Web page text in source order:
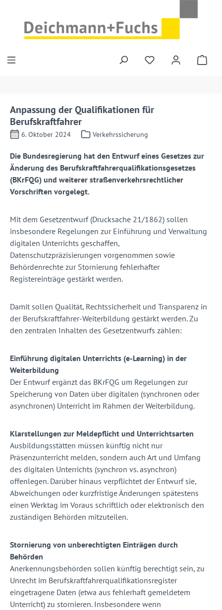
Anpassung der Qualifikationen für
Berufskraftfahrer
6. Oktober 2024 Verkehrssicherung
Die Bundesregierung hat den Entwurf eines Gesetzes zur
Änderung des Berufskraftfahrerqualifikationsgesetzes
(BKrFQG) und weiterer straßenverkehrsrechtlicher
Vorschriften vorgelegt.
Mit dem Gesetzentwurf (Drucksache 21/1862) sollen
insbesondere Regelungen zur Einführung und Verwaltung
digitalen Unterrichts geschaffen,
Datenschutzpräzisierungen vorgenommen sowie
Behördenrechte zur Stornierung fehlerhafter
Registereinträge gestärkt werden.
Damit sollen Qualität, Rechtssicherheit und Transparenz in
der Berufskraftfahrer-Weiterbildung gestärkt werden. Zu
den zentralen Inhalten des Gesetzentwurfs zählen:
Einführung digitalen Unterrichts (e-Learning) in der
Weiterbildung
Der Entwurf ergänzt das BKrFQG um Regelungen zur
Speicherung von Daten über digitalen (synchronen oder
asynchronen) Unterricht im Rahmen der Weiterbildung.
Klarstellungen zur Meldepflicht und Unterrichtsarten
Ausbildungsstätten müssen künftig nicht nur
Präsenzunterricht melden, sondern auch Art und Umfang
des digitalen Unterrichts (synchron vs. asynchron)
offenlegen. Darüber hinaus verpflichtet der Entwurf sie,
Abweichungen oder kurzfristige Änderungen spätestens
einen Werktag im Voraus schriftlich oder elektronisch den
zuständigen Behörden mitzuteilen.
Stornierung von unberechtigten Einträgen durch
Behörden
Anerkennungsbehörden sollen künftig berechtigt sein, zu
Unrecht im Berufskraftfahrerqualifikationsregister
eingetragene Daten (etwa aus fehlerhaft gemeldetem
Unterricht) zu stornieren. Insbesondere wenn